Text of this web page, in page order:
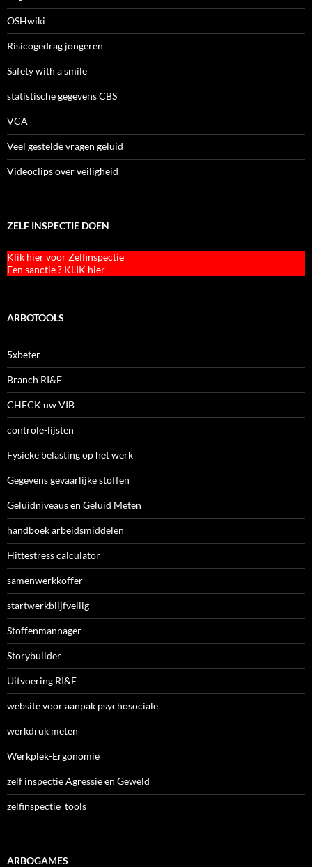
OSHwiki
Risicogedrag jongeren
Safety with a smile
statistische gegevens CBS
VCA
Veel gestelde vragen geluid
Videoclips over veiligheid
ZELF INSPECTIE DOEN
Klik hier voor Zelfinspectie
Een sanctie ? KLIK hier
ARBOTOOLS
5xbeter
Branch RI&E
CHECK uw VIB
controle-lijsten
Fysieke belasting op het werk
Gegevens gevaarlijke stoffen
Geluidniveaus en Geluid Meten
handboek arbeidsmiddelen
Hittestress calculator
samenwerkkoffer
startwerkblijfveilig
Stoffenmannager
Storybuilder
Uitvoering RI&E
website voor aanpak psychosociale
werkdruk meten
Werkplek-Ergonomie
zelf inspectie Agressie en Geweld
zelfinspectie_tools
ARBOGAMES